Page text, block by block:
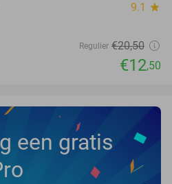
9.1 star
Regulier €20,50
€12,50
een gratis